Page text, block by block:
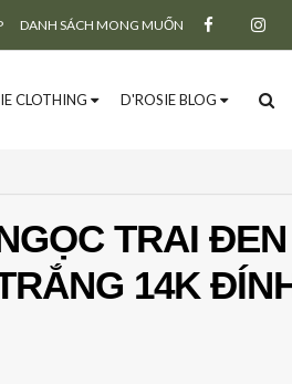
DANH SÁCH MONG MUỐN
Đăng nhập Đăng ký
CLOTHING D'ROSIE BLOG
TRAI ĐEN
14K